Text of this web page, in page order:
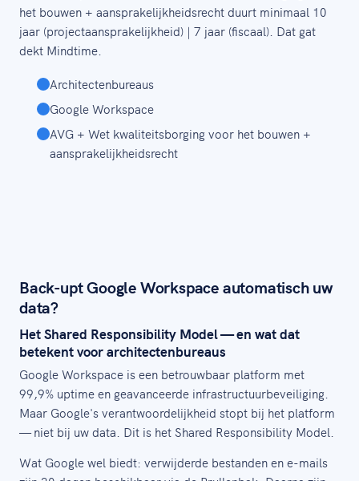
het bouwen + aansprakelijkheidsrecht duurt minimaal 10
jaar (projectaansprakelijkheid) | 7 jaar (fiscaal). Dat gat
dekt Mindtime.
Architectenbureaus
Google Workspace
AVG + Wet kwaliteitsborging voor het bouwen +
aansprakelijkheidsrecht
Back-upt Google Workspace automatisch uw
data?
Het Shared Responsibility Model — en wat dat
betekent voor architectenbureaus
Google Workspace is een betrouwbaar platform met
99,9% uptime en geavanceerde infrastructuurbeveiliging.
Maar Google's verantwoordelijkheid stopt bij het platform
— niet bij uw data. Dit is het Shared Responsibility Model.
Wat Google wel biedt: verwijderde bestanden en e-mails